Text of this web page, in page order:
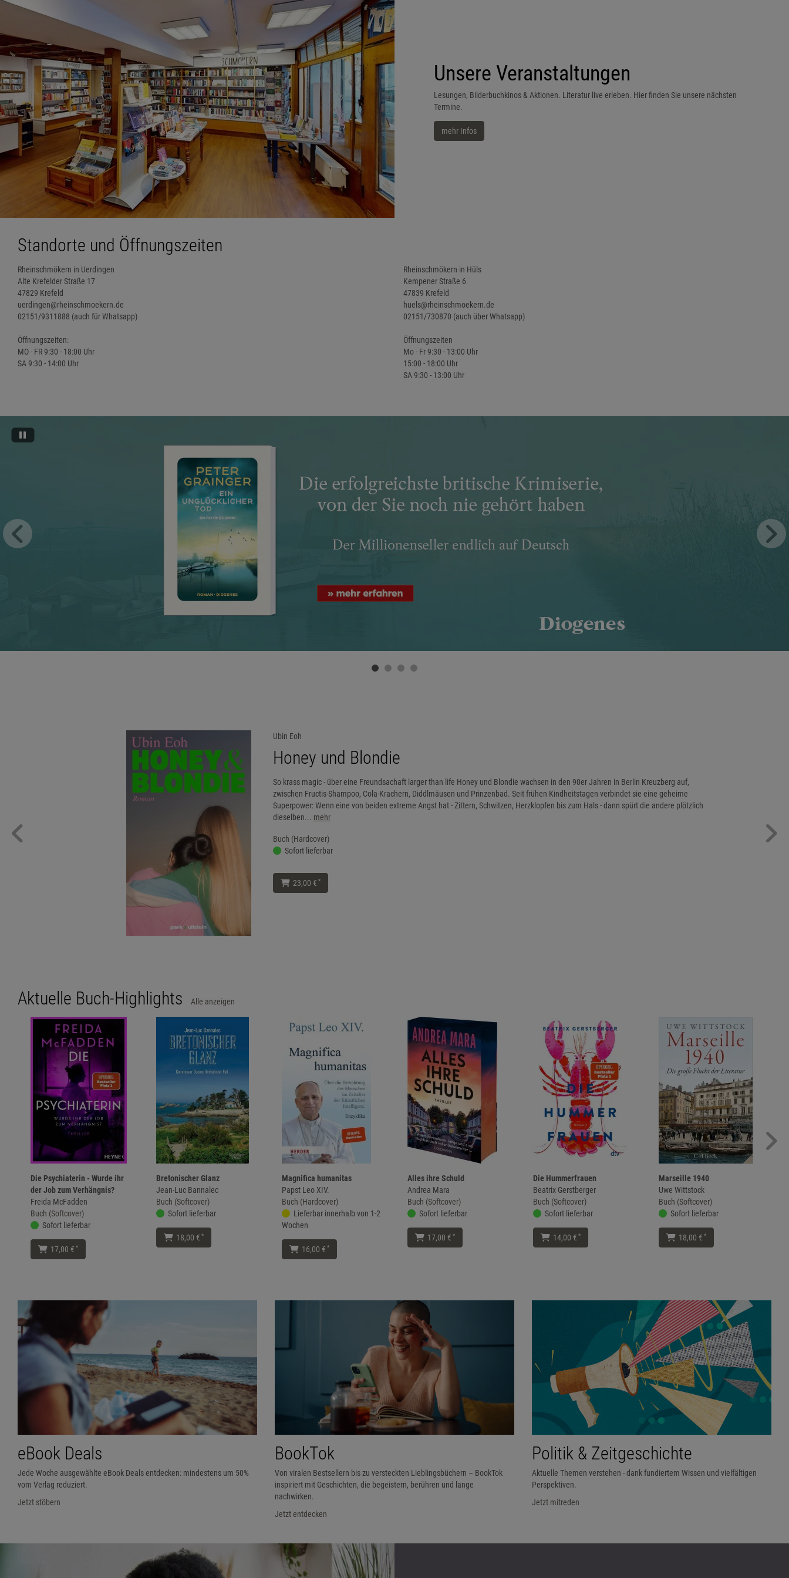
Unsere Veranstaltungen
Lesungen, Bilderbuchkinos & Aktionen. Literatur live erleben. Hier finden Sie unsere nächsten
Termine.
mehr Infos
Standorte und Öffnungszeiten
Rheinschmökern in Uerdingen
Alte Krefelder Straße 17
47829 Krefeld
uerdingen@rheinschmoekern.de
02151/9311888 (auch für Whatsapp)
Öffnungszeiten:
MO - FR 9:30 - 18:00 Uhr
SA 9:30 - 14:00 Uhr
Rheinschmökern in Hüls
Kempener Straße 6
47839 Krefeld
huels@rheinschmoekern.de
02151/730870 (auch über Whatsapp)
Öffnungszeiten
Mo - Fr 9:30 - 13:00 Uhr
15:00 - 18:00 Uhr
SA 9:30 - 13:00 Uhr
Ubin Eoh
Honey und Blondie
So krass magic - über eine Freundsachaft larger than life Honey und Blondie wachsen in den 90er Jahren in Berlin Kreuzberg auf,
zwischen Fructis-Shampoo, Cola-Krachern, Diddlmäusen und Prinzenbad. Seit frühen Kindheitstagen verbindet sie eine geheime
Superpower: Wenn eine von beiden extreme Angst hat - Zittern, Schwitzen, Herzklopfen bis zum Hals - dann spürt die andere plötzlich
dieselben... mehr
Buch (Hardcover)
Sofort lieferbar
23,00 € *
Aktuelle Buch-Highlights Alle anzeigen
Die Psychiaterin - Wurde ihr
der Job zum Verhängnis?
Freida McFadden
Buch (Softcover)
Sofort lieferbar
17,00 € *
Bretonischer Glanz
Jean-Luc Bannalec
Buch (Softcover)
Sofort lieferbar
18,00 € *
Magnifica humanitas
Papst Leo XIV.
Buch (Hardcover)
Lieferbar innerhalb von 1-2
Wochen
16,00 € *
Alles ihre Schuld
Andrea Mara
Buch (Softcover)
Sofort lieferbar
17,00 € *
Die Hummerfrauen
Beatrix Gerstberger
Buch (Softcover)
Sofort lieferbar
14,00 € *
Marseille 1940
Uwe Wittstock
Buch (Softcover)
Sofort lieferbar
18,00 € *
eBook Deals
Jede Woche ausgewählte eBook Deals entdecken: mindestens um 50%
vom Verlag reduziert.
Jetzt stöbern
BookTok
Von viralen Bestsellern bis zu versteckten Lieblingsbüchern – BookTok
inspiriert mit Geschichten, die begeistern, berühren und lange
nachwirken.
Jetzt entdecken
Politik & Zeitgeschichte
Aktuelle Themen verstehen - dank fundiertem Wissen und vielfältigen
Perspektiven.
Jetzt mitreden